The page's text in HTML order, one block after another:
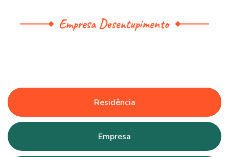
Empresa Desentupimento
Residência
Empresa